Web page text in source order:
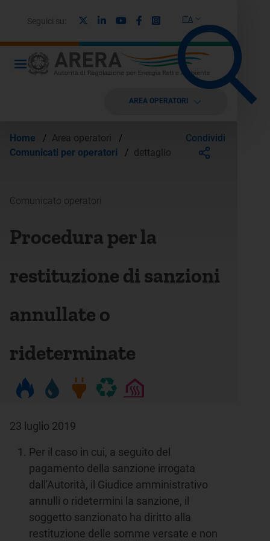
ITA
Seguici su: LinkedinYoutubeFacebook
Instagram
AREA OPERATORI
Home / Area operatori
/
Comunicati per operatori
/ dettaglio
Condividi
Comunicato operatori
Procedura per la
restituzione di sanzioni
annullate o
rideterminate
23 luglio 2019
Per il caso in cui, a seguito del
pagamento della sanzione irrogata
dall'Autorità, il Giudice amministrativo
annulli o ridetermini la sanzione, il
soggetto sanzionato ha diritto alla
restituzione delle somme versate e non